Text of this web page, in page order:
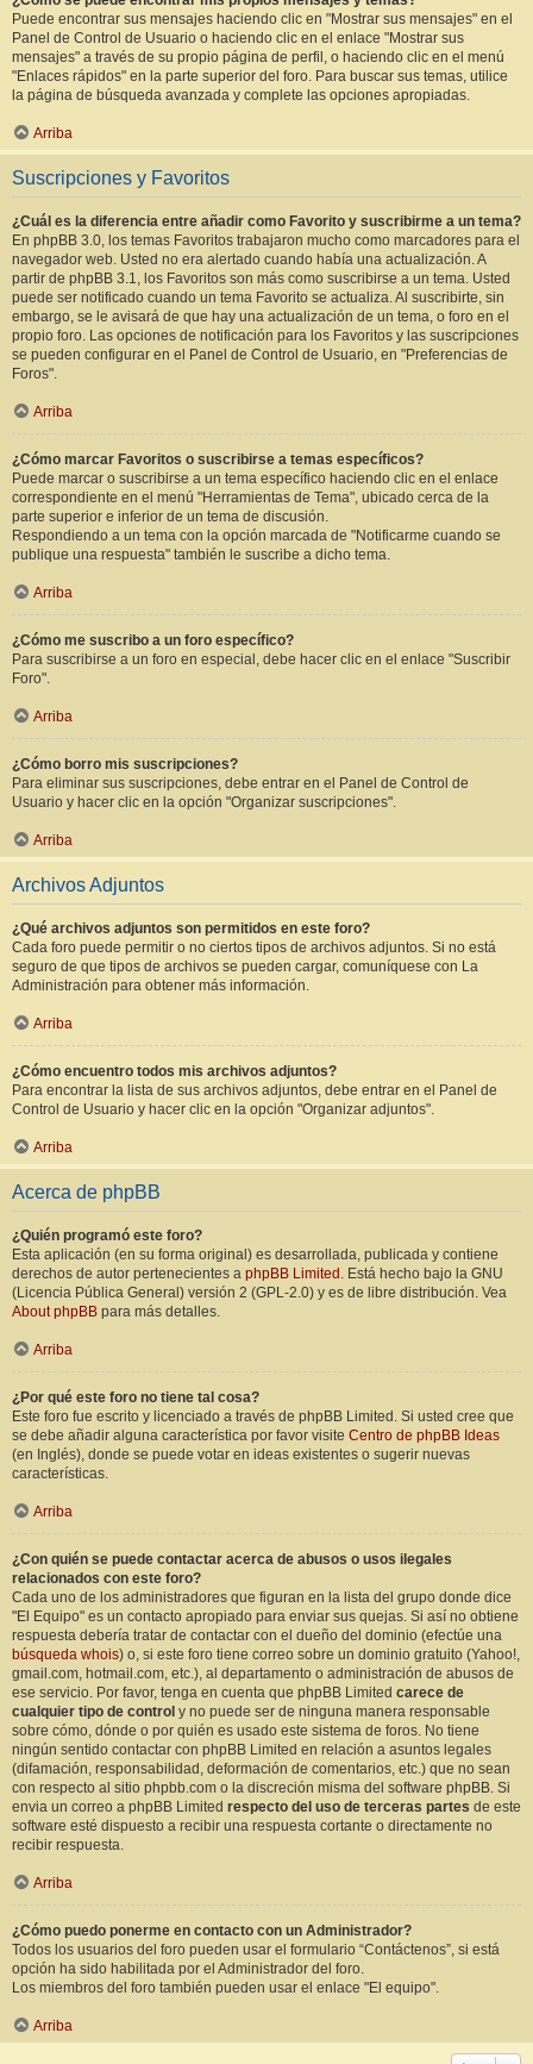
Puede encontrar sus mensajes haciendo clic en "Mostrar sus mensajes" en el
Panel de Control de Usuario o haciendo clic en el enlace "Mostrar sus
mensajes" a través de su propio página de perfil, o haciendo clic en el menú
"Enlaces rápidos" en la parte superior del foro. Para buscar sus temas, utilice
la página de búsqueda avanzada y complete las opciones apropiadas.
Arriba
Suscripciones y Favoritos
¿Cuál es la diferencia entre añadir como Favorito y suscribirme a un tema?
En phpBB 3.0, los temas Favoritos trabajaron mucho como marcadores para el
navegador web. Usted no era alertado cuando había una actualización. A
partir de phpBB 3.1, los Favoritos son más como suscribirse a un tema. Usted
puede ser notificado cuando un tema Favorito se actualiza. Al suscribirte, sin
embargo, se le avisará de que hay una actualización de un tema, o foro en el
propio foro. Las opciones de notificación para los Favoritos y las suscripciones
se pueden configurar en el Panel de Control de Usuario, en "Preferencias de
Foros".
Arriba
¿Cómo marcar Favoritos o suscribirse a temas específicos?
Puede marcar o suscribirse a un tema específico haciendo clic en el enlace
correspondiente en el menú "Herramientas de Tema", ubicado cerca de la
parte superior e inferior de un tema de discusión.
Respondiendo a un tema con la opción marcada de "Notificarme cuando se
publique una respuesta" también le suscribe a dicho tema.
Arriba
¿Cómo me suscribo a un foro específico?
Para suscribirse a un foro en especial, debe hacer clic en el enlace "Suscribir
Foro".
Arriba
¿Cómo borro mis suscripciones?
Para eliminar sus suscripciones, debe entrar en el Panel de Control de
Usuario y hacer clic en la opción "Organizar suscripciones".
Arriba
Archivos Adjuntos
¿Qué archivos adjuntos son permitidos en este foro?
Cada foro puede permitir o no ciertos tipos de archivos adjuntos. Si no está
seguro de que tipos de archivos se pueden cargar, comuníquese con La
Administración para obtener más información.
Arriba
¿Cómo encuentro todos mis archivos adjuntos?
Para encontrar la lista de sus archivos adjuntos, debe entrar en el Panel de
Control de Usuario y hacer clic en la opción "Organizar adjuntos".
Arriba
Acerca de phpBB
¿Quién programó este foro?
Esta aplicación (en su forma original) es desarrollada, publicada y contiene
derechos de autor pertenecientes a phpBB Limited . Está hecho bajo la GNU
(Licencia Pública General) versión 2 (GPL-2.0) y es de libre distribución. Vea
About phpBB para más detalles.
Arriba
¿Por qué este foro no tiene tal cosa?
Este foro fue escrito y licenciado a través de phpBB Limited. Si usted cree que
se debe añadir alguna característica por favor visite Centro de phpBB Ideas
(en Inglés), donde se puede votar en ideas existentes o sugerir nuevas
características.
Arriba
¿Con quién se puede contactar acerca de abusos o usos ilegales
relacionados con este foro?
Cada uno de los administradores que figuran en la lista del grupo donde dice
"El Equipo" es un contacto apropiado para enviar sus quejas. Si así no obtiene
respuesta debería tratar de contactar con el dueño del dominio (efectúe una
búsqueda whois) o, si este foro tiene correo sobre un dominio gratuito (Yahoo!,
gmail.com, hotmail.com, etc.), al departamento o administración de abusos de
ese servicio. Por favor, tenga en cuenta que phpBB Limited carece de
cualquier tipo de control y no puede ser de ninguna manera responsable
sobre cómo, dónde o por quién es usado este sistema de foros. No tiene
ningún sentido contactar con phpBB Limited en relación a asuntos legales
(difamación, responsabilidad, deformación de comentarios, etc.) que no sean
con respecto al sitio phpbb.com o la discreción misma del software phpBB. Si
envia un correo a phpBB Limited respecto del uso de terceras partes de este
software esté dispuesto a recibir una respuesta cortante o directamente no
recibir respuesta.
Arriba
¿Cómo puedo ponerme en contacto con un Administrador?
Todos los usuarios del foro pueden usar el formulario “Contáctenos”, si está
opción ha sido habilitada por el Administrador del foro.
Los miembros del foro también pueden usar el enlace "El equipo".
Arriba